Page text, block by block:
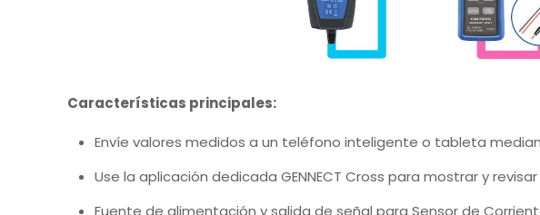
Características principales:
Envíe valores medidos a un teléfono inteligente o tableta
Use la aplicación dedicada GENNECT Cross para mostrar y
Fuente de alimentación y salida de señal para Sensor de